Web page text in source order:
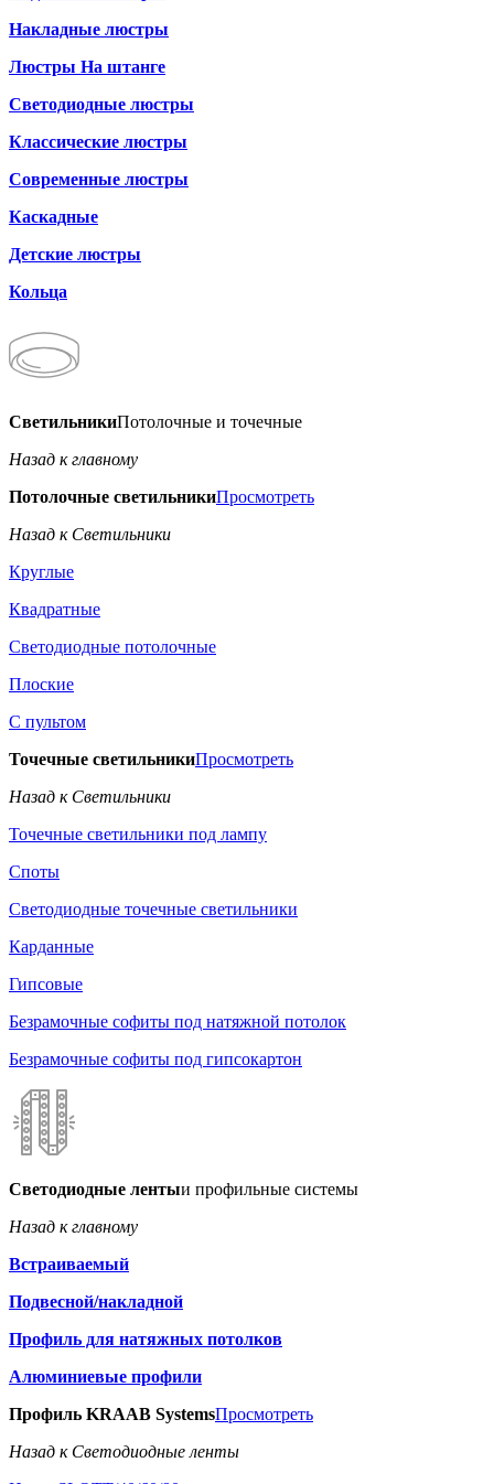
Накладные люстры
Люстры На штанге
Светодиодные люстры
Классические люстры
Современные люстры
Каскадные
Детские люстры
Кольца
СветильникиПотолочные и точечные
Назад к главному
Потолочные светильникиПросмотреть
Назад к Светильники
Круглые
Квадратные
Светодиодные потолочные
Плоские
С пультом
Точечные светильникиПросмотреть
Назад к Светильники
Точечные светильники под лампу
Споты
Светодиодные точечные светильники
Карданные
Гипсовые
Безрамочные софиты под натяжной потолок
Безрамочные софиты под гипсокартон
Светодиодные лентыи профильные системы
Назад к главному
Встраиваемый
Подвесной/накладной
Профиль для натяжных потолков
Алюминиевые профили
Профиль KRAAB SystemsПросмотреть
Назад к Светодиодные ленты